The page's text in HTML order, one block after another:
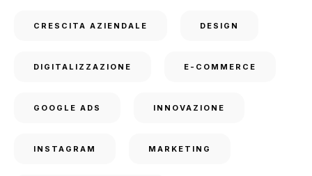
CRESCITA AZIENDALE DESIGN
DIGITALIZZAZIONE E-COMMERCE
GOOGLE ADS INNOVAZIONE
INSTAGRAM MARKETING